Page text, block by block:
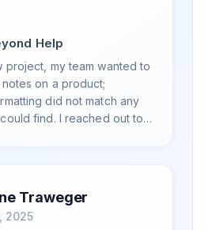
Help
project, my team wanted to
on a product;
did not match any
find. I reached out to
kind, and clearly
the issue. It has been
after many revisions and
Traweger
2025